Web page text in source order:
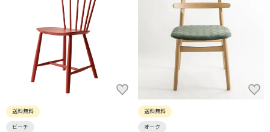
送料無料
ビーチ
送料無料
オーク